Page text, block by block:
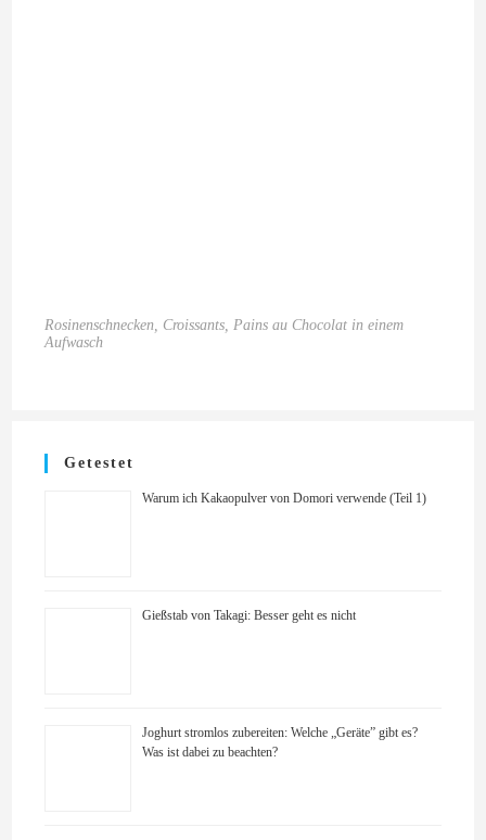
Rosinenschnecken, Croissants, Pains au Chocolat in einem
Aufwasch
Getestet
Warum ich Kakaopulver von Domori verwende (Teil 1)
Gießstab von Takagi: Besser geht es nicht
Joghurt stromlos zubereiten: Welche „Geräte” gibt es?
Was ist dabei zu beachten?